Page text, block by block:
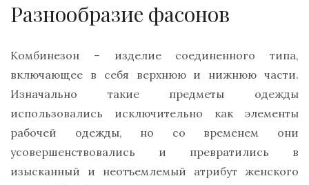
Разнообразие фасонов
Комбинезон – изделие соединенного типа,
включающее в себя верхнюю и нижнюю части.
Изначально такие предметы одежды
использовались исключительно как элементы
рабочей одежды, но со временем они
усовершенствовались и превратились в
изысканный и неотъемлемый атрибут женского